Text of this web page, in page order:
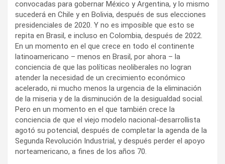
convocadas para gobernar México y Argentina, y lo mismo
sucederá en Chile y en Bolivia, después de sus elecciones
presidenciales de 2020. Y no es imposible que esto se
repita en Brasil, e incluso en Colombia, después de 2022.
En un momento en el que crece en todo el continente
latinoamericano – menos en Brasil, por ahora – la
conciencia de que las políticas neoliberales no logran
atender la necesidad de un crecimiento económico
acelerado, ni mucho menos la urgencia de la eliminación
de la miseria y de la disminución de la desigualdad social.
Pero en un momento en el que también crece la
conciencia de que el viejo modelo nacional-desarrollista
agotó su potencial, después de completar la agenda de la
Segunda Revolución Industrial, y después perder el apoyo
norteamericano, a fines de los años 70.